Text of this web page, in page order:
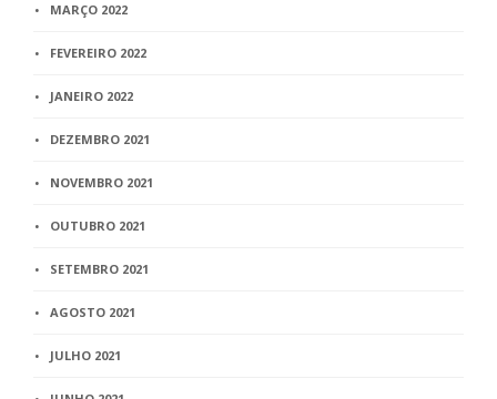
MARÇO 2022
FEVEREIRO 2022
JANEIRO 2022
DEZEMBRO 2021
NOVEMBRO 2021
OUTUBRO 2021
SETEMBRO 2021
AGOSTO 2021
JULHO 2021